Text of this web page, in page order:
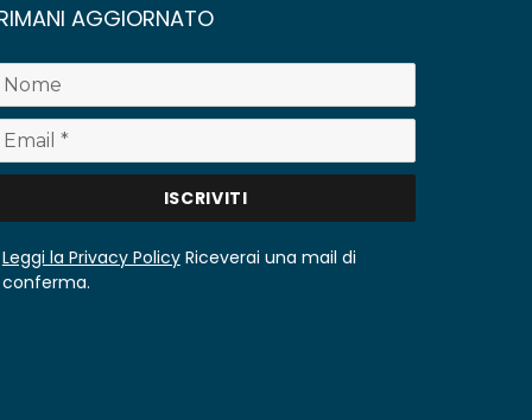
AGGIORNATO
Leggi la Privacy PolicyRiceverai una mail di
conferma.